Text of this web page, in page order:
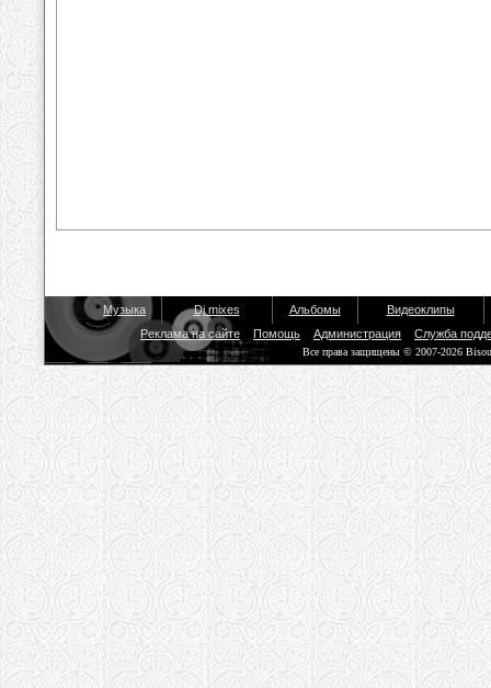
Музыка Dj mixes Альбомы
Видеоклипы
Реклама на сайте
Помощь Администрация Служба
Все права защищены © 2007-2026